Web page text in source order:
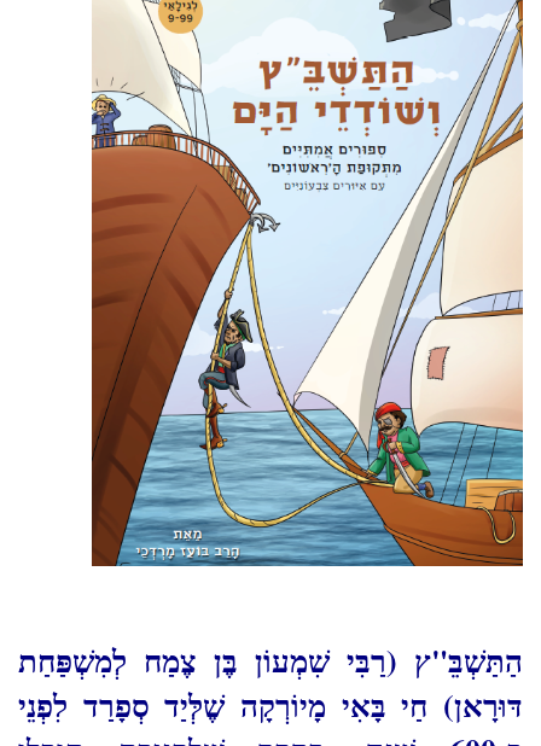
הַתַּשְׁבֵּ"ץ (רַבִּי שִׁמְעוֹן בֶּן צֶמַח לְמִשְׁפַּחַת
דּוּרָאן) חַי בָּאִי מָיוֹרְקָה שֶׁלְּיַד סְפָרַד לִפְנֵי